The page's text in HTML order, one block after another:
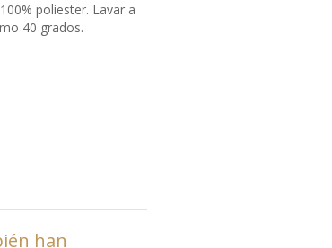
poliester. Lavar a
40 grados.
han